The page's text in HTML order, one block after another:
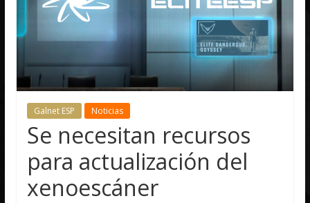
Galnet ESP Noticias
Se necesitan recursos
para actualización del
xenoescáner